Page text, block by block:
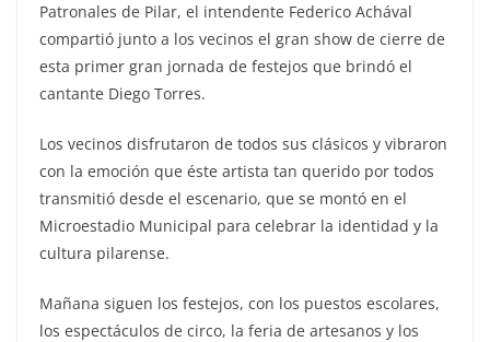
Patronales de Pilar, el intendente Federico Achával
compartió junto a los vecinos el gran show de cierre de
esta primer gran jornada de festejos que brindó el
cantante Diego Torres.
Los vecinos disfrutaron de todos sus clásicos y vibraron
con la emoción que éste artista tan querido por todos
transmitió desde el escenario, que se montó en el
Microestadio Municipal para celebrar la identidad y la
cultura pilarense.
Mañana siguen los festejos, con los puestos escolares,
los espectáculos de circo, la feria de artesanos y los